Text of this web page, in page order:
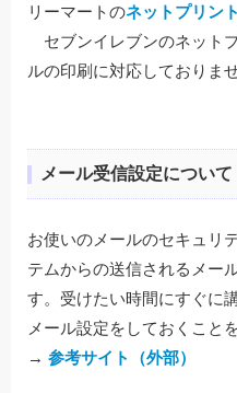
リーマートのネットプリント
セブンイレブンのネット
ルの印刷に対応しておりませ
メール受信設定について
お使いのメールのセキュリ
テムからの送信されるメー
す。受けたい時間にすぐに
メール設定をしておくこと
→ 参考サイト（外部）